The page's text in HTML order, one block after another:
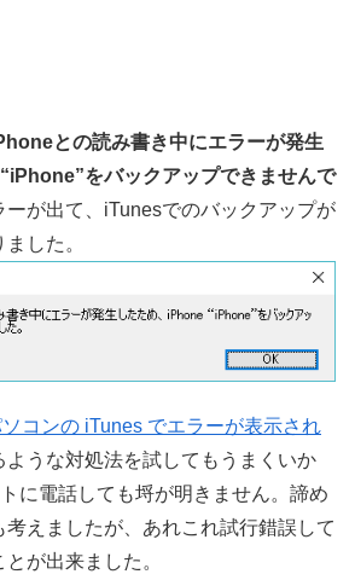
との読み書き中にエラーが発生
をバックアップできませんで
ーが出て、iTunesでのバックアップが
した。
コンの iTunes でエラーが表示され
ような対処法を試してもうまくいか
に電話しても埒が明きません。諦め
えましたが、あれこれ試行錯誤して
が出来ました。